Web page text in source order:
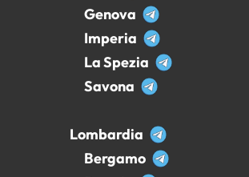
Genova
Imperia
La Spezia
Savona
Lombardia
Bergamo